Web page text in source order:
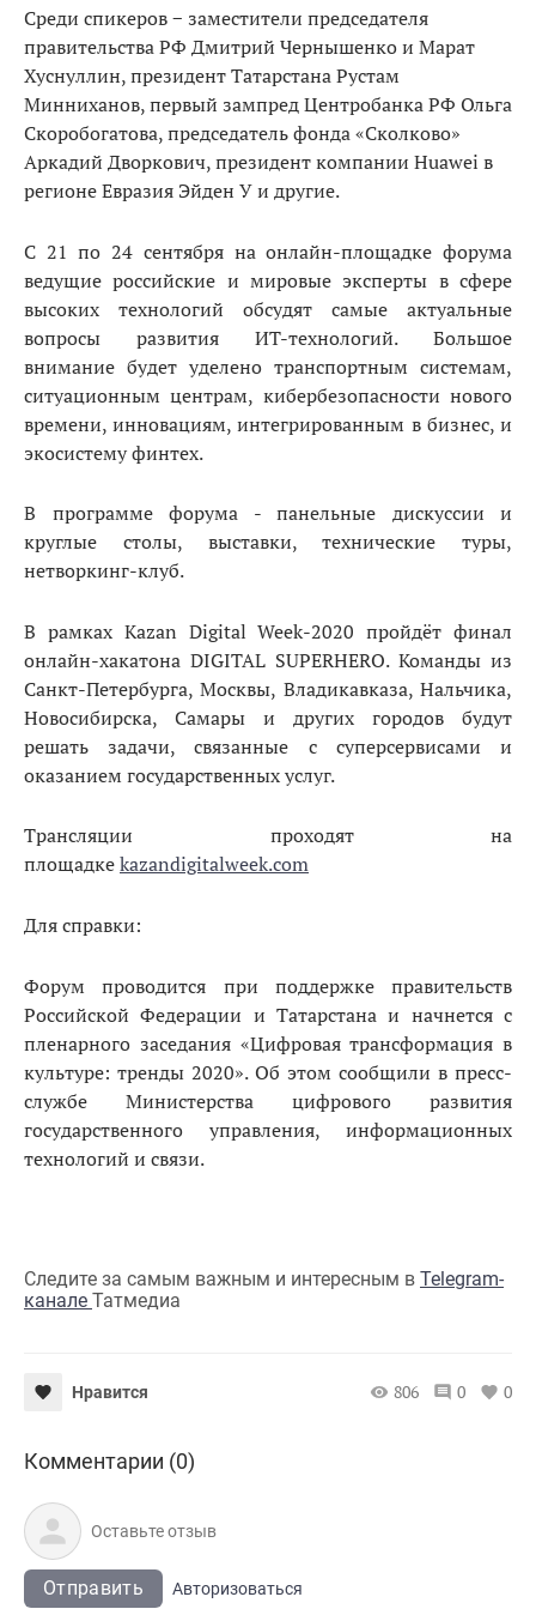
Среди спикеров − заместители председателя
правительства РФ Дмитрий Чернышенко и Марат
Хуснуллин, президент Татарстана Рустам
Минниханов, первый зампред Центробанка РФ Ольга
Скоробогатова, председатель фонда «Сколково»
Аркадий Дворкович, президент компании Huawei в
регионе Евразия Эйден У и другие.
С 21 по 24 сентября на онлайн-площадке форума
ведущие российские и мировые эксперты в сфере
высоких технологий обсудят самые актуальные
вопросы развития ИТ-технологий. Большое
внимание будет уделено транспортным системам,
ситуационным центрам, кибербезопасности нового
времени, инновациям, интегрированным в бизнес, и
экосистему финтех.
В программе форума - панельные дискуссии и
круглые столы, выставки, технические туры,
нетворкинг-клуб.
В рамках Kazan Digital Week-2020 пройдёт финал
онлайн-хакатона DIGITAL SUPERHERO. Команды из
Санкт-Петербурга, Москвы, Владикавказа, Нальчика,
Новосибирска, Самары и других городов будут
решать задачи, связанные с суперсервисами и
оказанием государственных услуг.
Трансляции проходят на
площадкеkazandigitalweek.com
Для справки:
Форум проводится при поддержке правительств
Российской Федерации и Татарстана и начнется с
пленарного заседания «Цифровая трансформация в
культуре: тренды 2020». Об этом сообщили в пресс-
службе Министерства цифрового развития
государственного управления, информационных
технологий и связи.
Следите за самым важным и интересным в Telegram-
канале Татмедиа
Нравится 806 0 0
Комментарии (0)
Отправить
Авторизоваться